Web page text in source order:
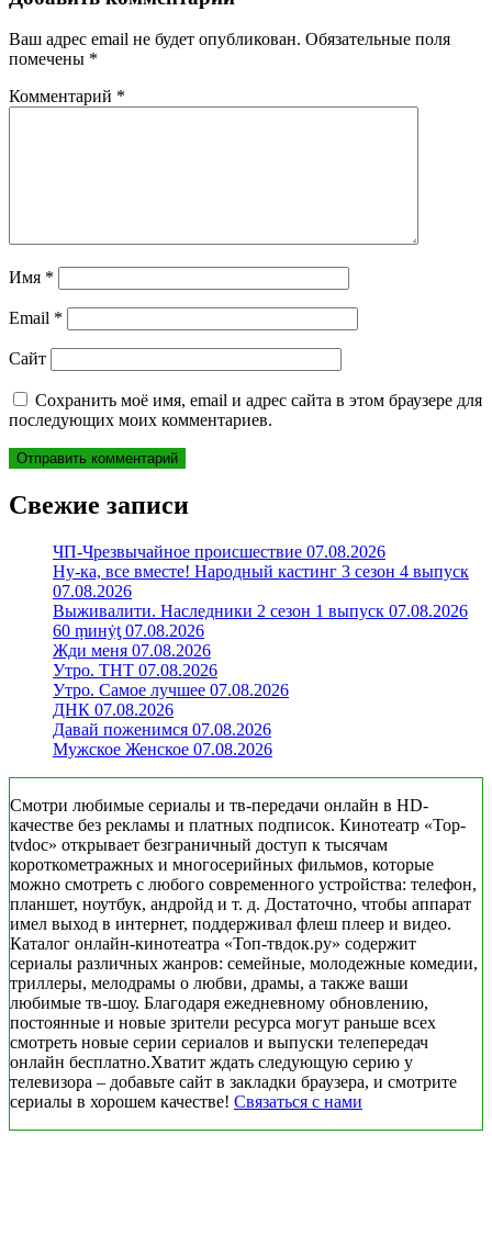
Ваш адрес email не будет опубликован. Обязательные поля
помечены *
Комментарий *
Имя *
Email *
Сайт
Сохранить моё имя, email и адрес сайта в этом браузере для
последующих моих комментариев.
Свежие записи
ЧП-Чрезвычайное происшествие 07.08.2026
Ну-ка, все вместе! Народный кастинг 3 сезон 4 выпуск
07.08.2026
Выживалити. Наследники 2 сезон 1 выпуск 07.08.2026
60 ṃинẏƫ 07.08.2026
Жди меня 07.08.2026
Утро. ТНТ 07.08.2026
Утро. Самое лучшее 07.08.2026
ДНК 07.08.2026
Давай поженимся 07.08.2026
Мужское Женское 07.08.2026
Смотри любимые сериалы и тв-передачи онлайн в HD-
качестве без рекламы и платных подписок. Кинотеатр «Top-
tvdoc» открывает безграничный доступ к тысячам
короткометражных и многосерийных фильмов, которые
можно смотреть с любого современного устройства: телефон,
планшет, ноутбук, андройд и т. д. Достаточно, чтобы аппарат
имел выход в интернет, поддерживал флеш плеер и видео.
Каталог онлайн-кинотеатра «Топ-твдок.ру» содержит
сериалы различных жанров: семейные, молодежные комедии,
триллеры, мелодрамы о любви, драмы, а также ваши
любимые тв-шоу. Благодаря ежедневному обновлению,
постоянные и новые зрители ресурса могут раньше всех
смотреть новые серии сериалов и выпуски телепередач
онлайн бесплатно.Хватит ждать следующую серию у
телевизора – добавьте сайт в закладки браузера, и смотрите
сериалы в хорошем качестве! Связаться с нами